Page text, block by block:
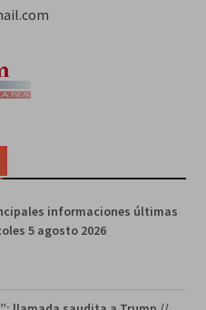
informaciones últimas
5 agosto 2026